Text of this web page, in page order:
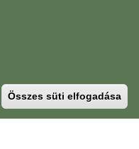
Összes süti elfogadása